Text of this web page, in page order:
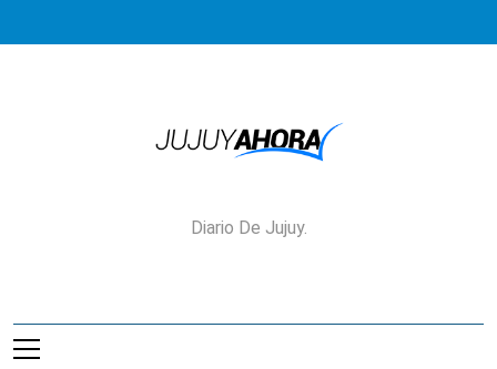
Jujuy Ahora!
Diario De Jujuy.